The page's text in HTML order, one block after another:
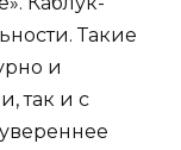
Такие
и
так и с